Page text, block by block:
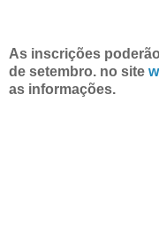
As inscrições
de setembro. no site
as informações.